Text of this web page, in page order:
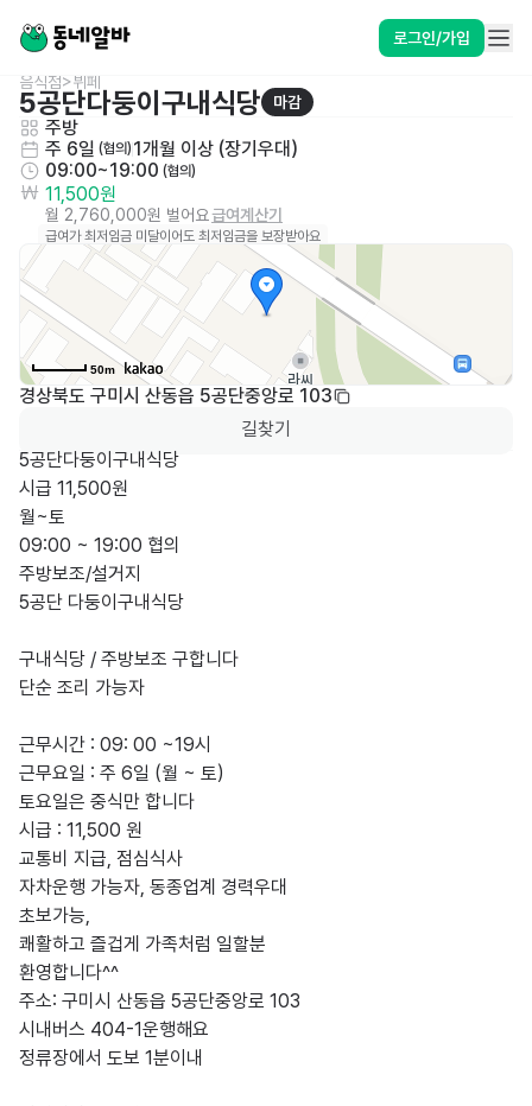
로그인/가입
음식점>뷔페
5공단다둥이구내식당 마감
주방
주 6일 (협의) 1개월 이상 (장기우대)
09:00~19:00 (협의)
11,500원
월 2,760,000원 벌어요급여계산기
급여가 최저임금 미달이어도 최저임금을 보장받아요
50m
경상북도 구미시 산동읍 5공단중앙로 103
길찾기
5공단다둥이구내식당
시급 11,500원
월~토
09:00 ~ 19:00 협의
주방보조/설거지
5공단 다둥이구내식당
구내식당 / 주방보조 구합니다
단순 조리 가능자
근무시간 : 09: 00 ~19시
근무요일 : 주 6일 (월 ~ 토)
토요일은 중식만 합니다
시급 : 11,500 원
교통비 지급, 점심식사
자차운행 가능자, 동종업계 경력우대
초보가능,
쾌활하고 즐겁게 가족처럼 일할분
환영합니다^^
주소: 구미시 산동읍 5공단중앙로 103
시내버스 404-1운행해요
정류장에서 도보 1분이내